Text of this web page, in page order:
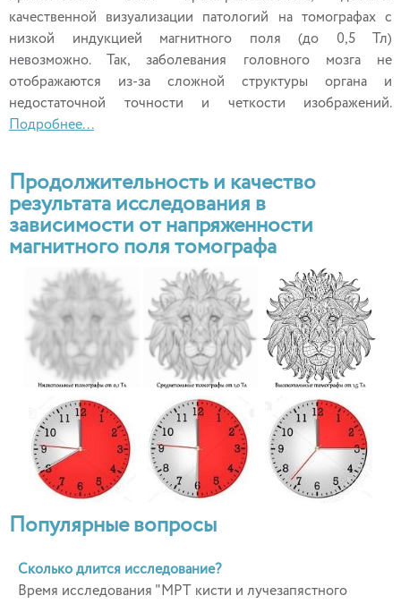
качественной визуализации патологий на томографах с
низкой индукцией магнитного поля (до 0,5 Тл)
невозможно. Так, заболевания головного мозга не
отображаются из-за сложной структуры органа и
недостаточной точности и четкости изображений.
Подробнее...
Продолжительность и качество
результата исследования в
зависимости от напряженности
магнитного поля томографа
Популярные вопросы
Сколько длится исследование?
Время исследования "МРТ кисти и лучезапястного